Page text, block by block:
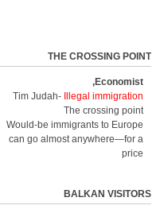
THE CROSSING POINT
Economist,
Tim Judah-
Illegal immigration
The crossing point
Would-be immigrants to Europe
can go almost anywhere—for a
price
BALKAN VISITORS